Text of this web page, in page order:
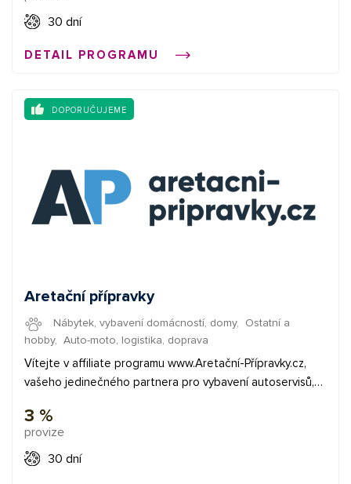
30 dní
DETAIL PROGRAMU
DOPORUČUJEME
Aretační přípravky
Nábytek, vybavení domácností, domy, Ostatní a
hobby, Auto-moto, logistika, doprava
Vítejte v affiliate programu www.Aretační-Přípravky.cz,
vašeho jedinečného partnera pro vybavení autoservisů,
Nabízíme exkluzivní sortiment specializovaného nářadí a
vybavení, který uspokojí potřeby profesionálů
servisujících top automobilové značky, jako jsou Audi,
3 %
provize
30 dní